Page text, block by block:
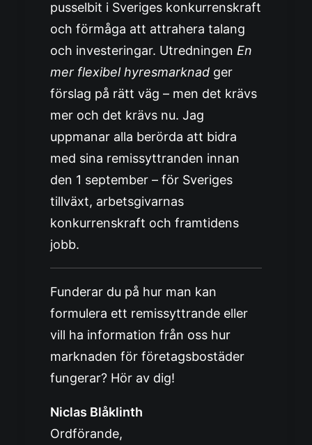
pusselbit i Sveriges konkurrenskraft
och förmåga att attrahera talang
och investeringar. Utredningen En
mer flexibel hyresmarknad ger
förslag på rätt väg – men det krävs
mer och det krävs nu. Jag
uppmanar alla berörda att bidra
med sina remissyttranden innan
den 1 september – för Sveriges
tillväxt, arbetsgivarnas
konkurrenskraft och framtidens
jobb.
Funderar du på hur man kan
formulera ett remissyttrande eller
vill ha information från oss hur
marknaden för företagsbostäder
fungerar? Hör av dig!
Niclas Blåklinth
Ordförande,